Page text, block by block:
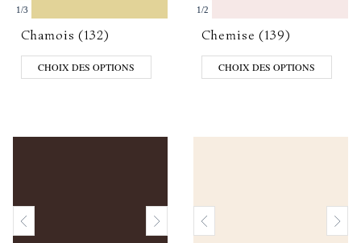
1/3
Chamois (132)
CHOIX DES OPTIONS
1/2
Chemise (139)
CHOIX DES OPTIONS